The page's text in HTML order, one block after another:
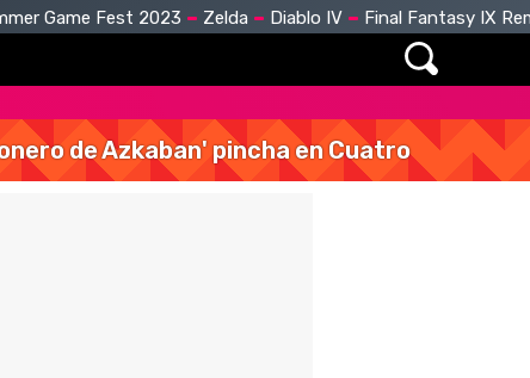
Game Fest 2023 Zelda Diablo IV Final Fantasy IX
de Azkaban' pincha en Cuatro